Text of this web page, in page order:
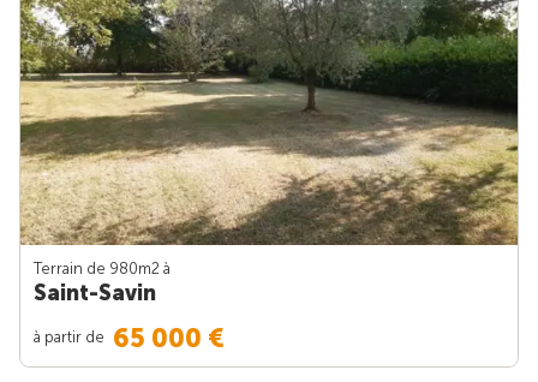
Terrain de 980m2 à
Saint-Savin
à partir de 65 000 €